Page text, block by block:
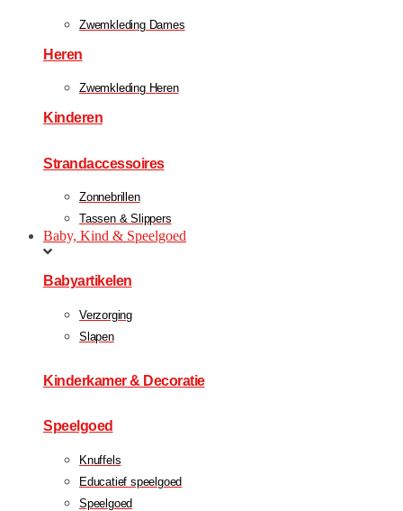
Zwemkleding Dames
Heren
Zwemkleding Heren
Kinderen
Strandaccessoires
Zonnebrillen
Tassen & Slippers
Baby, Kind & Speelgoed
Babyartikelen
Verzorging
Slapen
Kinderkamer & Decoratie
Speelgoed
Knuffels
Educatief speelgoed
Speelgoed